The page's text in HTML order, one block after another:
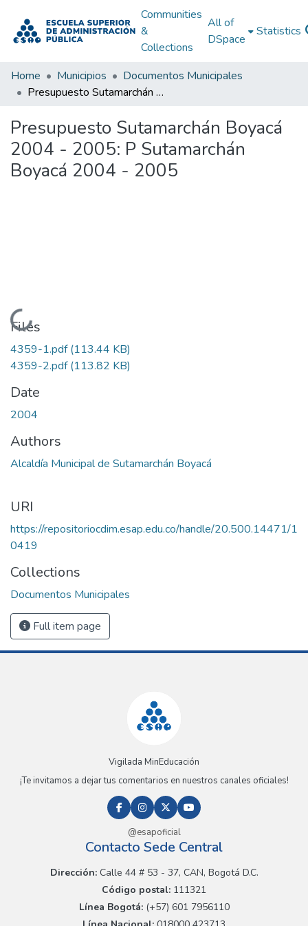
Communities
&
Collections
All of
DSpace
Statistics
Home Municipios
Documentos Municipales
Presupuesto Sutamarchán Boyacá 2004 - 2005: P Sutamarchán Boyacá 2004 - 2005
Presupuesto Sutamarchán Boyacá
2004 - 2005: P Sutamarchán
Boyacá 2004 - 2005
Loading...
Files
4359-1.pdf(113.44 KB)
4359-2.pdf(113.82 KB)
Date
2004
Authors
Alcaldía Municipal de Sutamarchán Boyacá
URI
https://repositoriocdim.esap.edu.co/handle/20.500.14471/1
0419
Collections
Documentos Municipales
Full item page
Vigilada MinEducación
¡Te invitamos a dejar tus comentarios en nuestros canales oficiales!
@esapoficial
Contacto Sede Central
Dirección:Calle 44 # 53 - 37, CAN, Bogotá D.C.
Código postal: 111321
Línea Bogotá:(+57) 601 7956110